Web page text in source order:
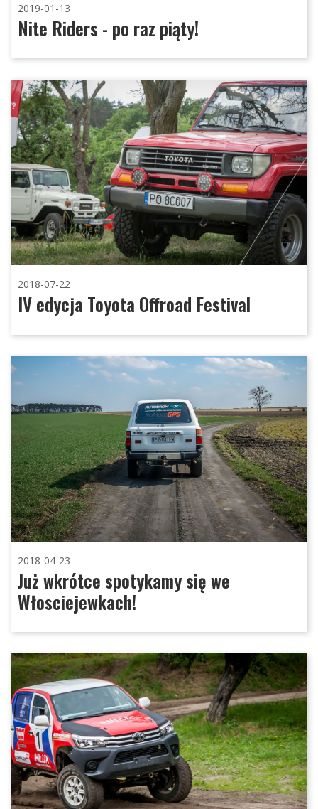
2019-01-13
Nite Riders - po raz piąty!
2018-07-22
IV edycja Toyota Offroad Festival
2018-04-23
Już wkrótce spotykamy się we
Włosciejewkach!